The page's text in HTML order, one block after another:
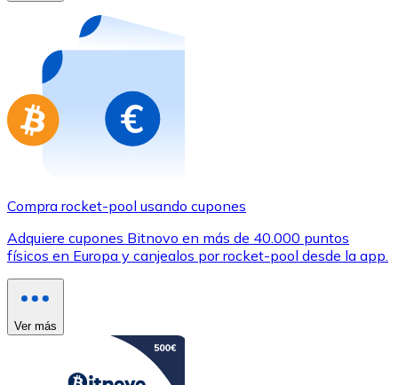
Compra tarjetas regalo de tus marcas favoritas con
Ir a la tienda de tarjetas regalo
Compra rocket-pool usando cupones
Adquiere cupones Bitnovo en más de 40.000 puntos
físicos en Europa y canjealos por rocket-pool desde la app.
Ver más